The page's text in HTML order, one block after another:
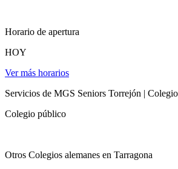
Horario de apertura
HOY
Ver más horarios
Servicios de MGS Seniors Torrejón |
Colegio público
Otros Colegios alemanes en Tarragona